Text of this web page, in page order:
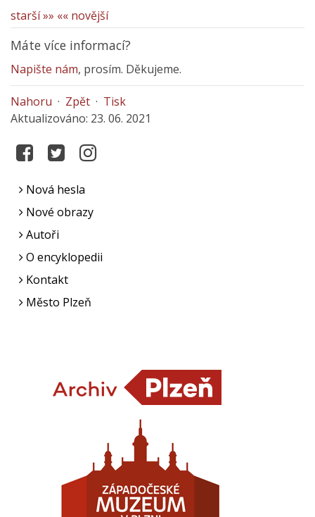
starší »» «« novější
Máte více informací?
Napište nám, prosím. Děkujeme.
Nahoru · Zpět · Tisk
Aktualizováno: 23. 06. 2021
Nová hesla
Nové obrazy
Autoři
O encyklopedii
Kontakt
Město Plzeň